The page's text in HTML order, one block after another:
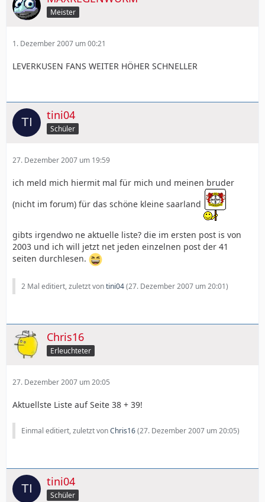
Meister
1. Dezember 2007 um 00:21
LEVERKUSEN FANS WEITER HÖHER SCHNELLER
tini04
Schüler
27. Dezember 2007 um 19:59
ich meld mich hiermit mal für mich und meinen bruder
(nicht im forum) für das schöne kleine saarland
gibts irgendwo ne aktuelle liste? die im ersten post is von
2003 und ich will jetzt net jeden einzelnen post der 41
seiten durchlesen.
2 Mal editiert, zuletzt vontini04(27. Dezember 2007 um 20:01)
Chris16
Erleuchteter
27. Dezember 2007 um 20:05
Aktuellste Liste auf Seite 38 + 39!
Einmal editiert, zuletzt vonChris16(27. Dezember 2007 um 20:05)
tini04
Schüler